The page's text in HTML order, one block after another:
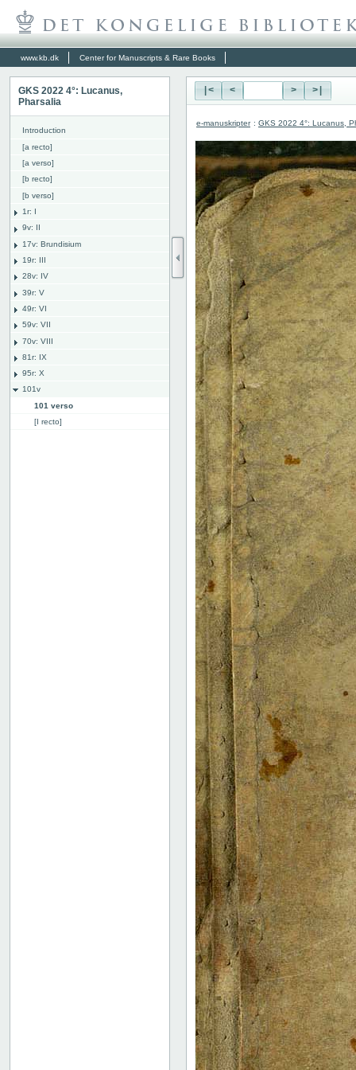
www.kb.dk Center for Manuscripts & Rare Books
GKS 2022 4°: Lucanus,
Pharsalia
Introduction
[a recto]
[a verso]
[b recto]
[b verso]
1r: I
9v: II
17v: Brundisium
19r: III
28v: IV
39r: V
49r: VI
59v: VII
70v: VIII
81r: IX
95r: X
101v
101 verso
[I recto]
|< < > >|
e-manuskripter : GKS 2022 4°: Lucanus,